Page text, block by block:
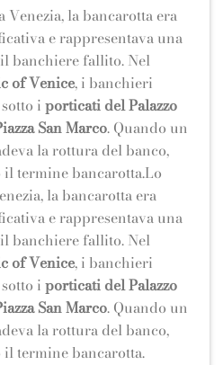
Venezia, la bancarotta era
e rappresentava una
banchiere fallito. Nel
of Venice, i banchieri
i porticati del Palazzo
San Marco. Quando un
la rottura del banco,
termine bancarotta.Lo
la bancarotta era
e rappresentava una
banchiere fallito. Nel
of Venice, i banchieri
i porticati del Palazzo
San Marco. Quando un
la rottura del banco,
termine bancarotta.